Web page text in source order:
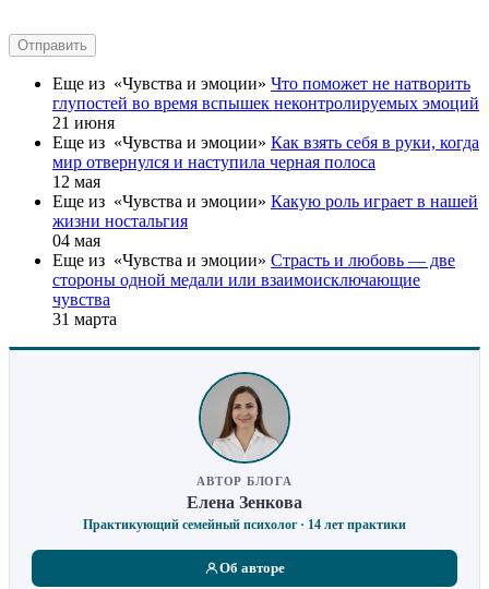
Отправить
Еще из «Чувства и эмоции» Что поможет не натворить
глупостей во время вспышек неконтролируемых эмоций
21 июня
Еще из «Чувства и эмоции» Как взять себя в руки, когда
мир отвернулся и наступила черная полоса
12 мая
Еще из «Чувства и эмоции» Какую роль играет в нашей
жизни ностальгия
04 мая
Еще из «Чувства и эмоции» Страсть и любовь — две
стороны одной медали или взаимоисключающие
чувства
31 марта
АВТОР БЛОГА
Елена Зенкова
Практикующий семейный психолог · 14 лет практики
Об авторе